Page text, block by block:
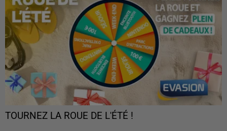
TOURNEZ LA ROUE DE L'ÉTÉ !